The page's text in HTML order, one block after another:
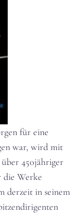
für eine
war, wird mit
450jähriger
die Werke
derzeit in seinem